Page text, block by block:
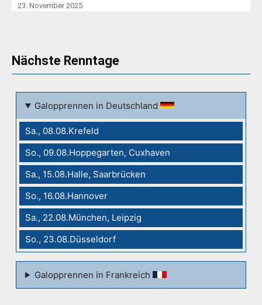
23. November 2025
Nächste Renntage
Galopprennen in Deutschland
Sa., 08.08.Krefeld
So., 09.08.Hoppegarten, Cuxhaven
Sa., 15.08.Halle, Saarbrücken
So., 16.08.Hannover
Sa., 22.08.München, Leipzig
So., 23.08.Düsseldorf
Galopprennen in Frankreich